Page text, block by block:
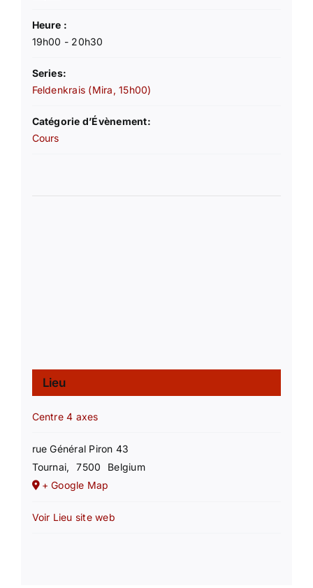
Heure :
19h00 - 20h30
Series:
Feldenkrais (Mira, 15h00)
Catégorie d’Évènement:
Cours
Lieu
Centre 4 axes
rue Général Piron 43
Tournai, 7500
Belgium
+ Google Map
Voir Lieu site web